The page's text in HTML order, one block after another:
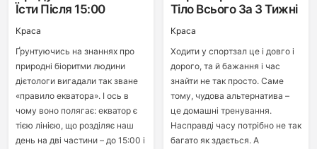
Їсти Після 15:00
Краса
Ґрунтуючись на знаннях про
природні біоритми людини
дієтологи вигадали так зване
«правило екватора». І ось в
чому воно полягає: екватор є
тією лінією, що розділяє наш
день на дві частини – до 15:00 і
Тіло Всього За 3 Тижні
Краса
Ходити у спортзал це і довго і
дорого, та й бажання і час
знайти не так просто. Саме
тому, чудова альтернатива –
це домашні тренування.
Насправді часу потрібно не так
багато як здається. А